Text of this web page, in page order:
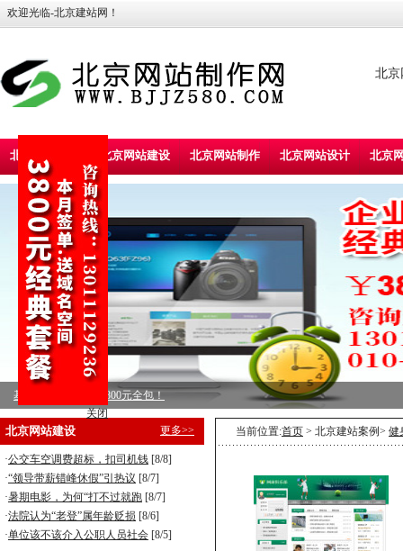
欢迎光临-北京建站网！
北京
北京建站首页 北京网站建设 北京网站制作 北京网站设计 北京
标准型企业建站，5800元全包！
营销型企业建站，8800元全包！
北京网站建设 更多>>
·公交车空调费超标，扣司机钱 [8/8]
·“领导带薪错峰休假”引热议 [8/7]
·暑期电影，为何“打不过就跑 [8/7]
·法院认为“老登”属年龄贬损 [8/6]
·单位该不该介入公职人员社会 [8/5]
当前位置:首页 > 北京建站案例> 健
关闭